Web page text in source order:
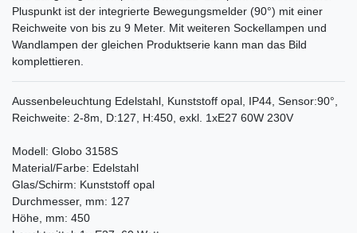
Pluspunkt ist der integrierte Bewegungsmelder (90°) mit einer
Reichweite von bis zu 9 Meter. Mit weiteren Sockellampen und
Wandlampen der gleichen Produktserie kann man das Bild
komplettieren.
Aussenbeleuchtung Edelstahl, Kunststoff opal, IP44, Sensor:90°,
Reichweite: 2-8m, D:127, H:450, exkl. 1xE27 60W 230V
Modell: Globo 3158S
Material/Farbe: Edelstahl
Glas/Schirm: Kunststoff opal
Durchmesser, mm: 127
Höhe, mm: 450